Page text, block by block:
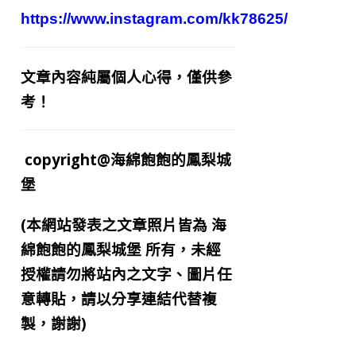
https://www.instagram.com/kk78625/
文章內容純屬個人心得，僅供參
考！
copyright@海綿飽飽的鳳梨城
堡
(本網站發表之文章照片皆為 海
綿飽飽的鳳梨城堡 所有，未經
授權請勿將站內之文字、圖片任
意轉貼，請以分享連結代替複
製，謝謝)